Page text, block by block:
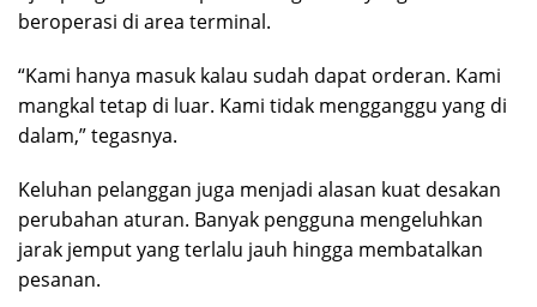
beroperasi di area terminal.
“Kami hanya masuk kalau sudah dapat orderan. Kami
mangkal tetap di luar. Kami tidak mengganggu yang di
dalam,” tegasnya.
Keluhan pelanggan juga menjadi alasan kuat desakan
perubahan aturan. Banyak pengguna mengeluhkan
jarak jemput yang terlalu jauh hingga membatalkan
pesanan.